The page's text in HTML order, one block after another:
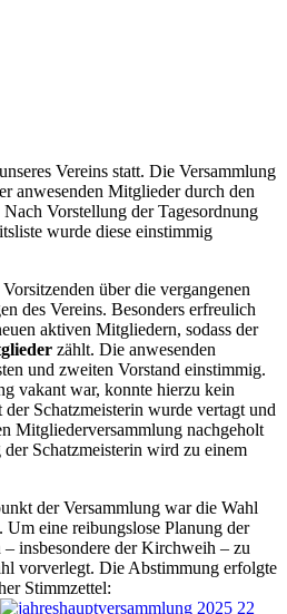
unseres Vereins statt. Die Versammlung
anwesenden Mitglieder durch den
Vorstellung der Tagesordnung
wurde diese einstimmig
über die vergangenen
des Vereins. Besonders erfreulich
aktiven Mitgliedern, sodass der
zählt. Die anwesenden
und zweiten Vorstand einstimmig.
vakant war, konnte hierzu kein
Schatzmeisterin wurde vertagt und
Mitgliederversammlung nachgeholt
Schatzmeisterin wird zu einem
der Versammlung war die Wahl
Um eine reibungslose Planung der
insbesondere der Kirchweih – zu
vorverlegt. Die Abstimmung erfolgte
Stimmzettel: